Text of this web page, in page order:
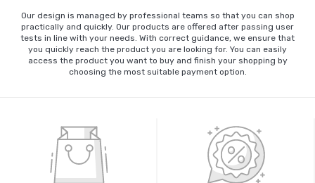
Our design is managed by professional teams so that you can shop
practically and quickly. Our products are offered after passing user
tests in line with your needs. With correct guidance, we ensure that
you quickly reach the product you are looking for. You can easily
access the product you want to buy and finish your shopping by
choosing the most suitable payment option.